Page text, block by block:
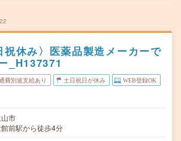
祝休み〉医薬品製造メーカーで
_H137371
費別途支給あり 土日祝日が休み WEB登録OK
市
前駅から徒歩4分